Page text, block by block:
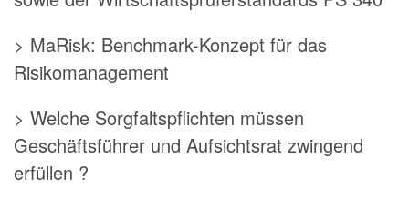
> MaRisk: Benchmark-Konzept für das
Risikomanagement
> Welche Sorgfaltspflichten müssen
Geschäftsführer und Aufsichtsrat zwingend
erfüllen ?